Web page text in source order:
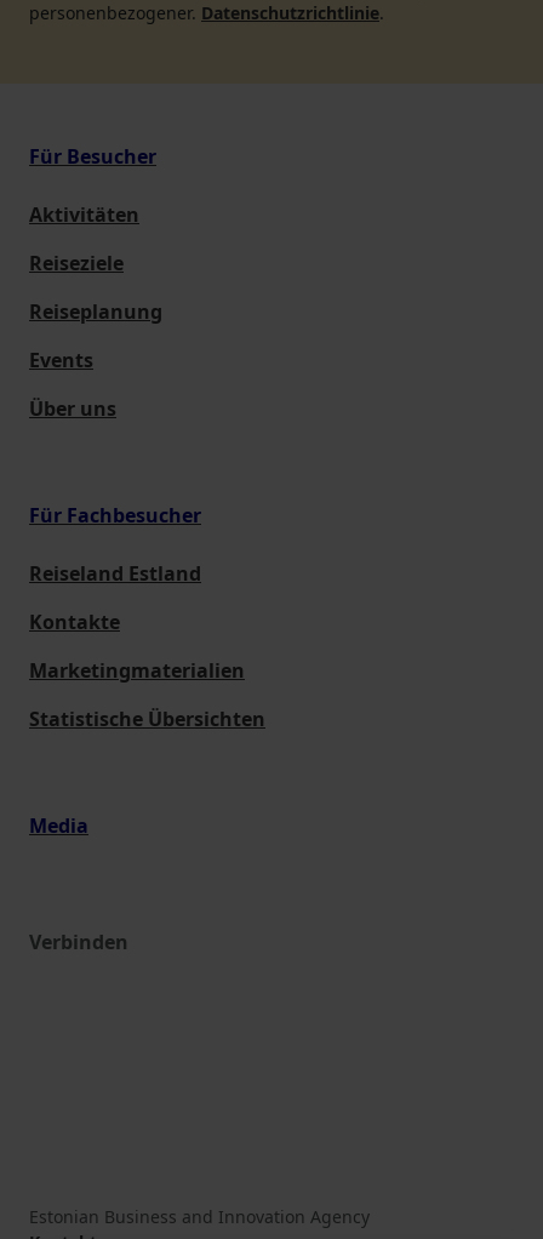
personenbezogener. Datenschutzrichtlinie.
Für Besucher
Aktivitäten
Reiseziele
Reiseplanung
Events
Über uns
Für Fachbesucher
Reiseland Estland
Kontakte
Marketingmaterialien
Statistische Übersichten
Media
Verbinden
Estonian Business and Innovation Agency